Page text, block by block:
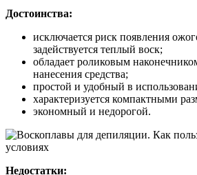
Достоинства:
исключается риск появления
задействуется теплый воск;
обладает роликовым
нанесения средства;
простой и удобный в
характеризуется компактными
экономный и недорогой.
Недостатки: